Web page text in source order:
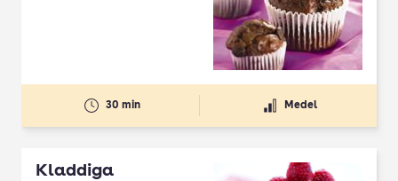
30 min Medel
Kladdiga